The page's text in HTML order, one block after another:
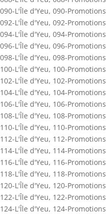
090-L'Île d'Yeu, 090-Promotions
092-L'Île d'Yeu, 092-Promotions
094-L'Île d'Yeu, 094-Promotions
096-L'Île d'Yeu, 096-Promotions
098-L'Île d'Yeu, 098-Promotions
100-L'Île d'Yeu, 100-Promotions
102-L'Île d'Yeu, 102-Promotions
104-L'Île d'Yeu, 104-Promotions
106-L'Île d'Yeu, 106-Promotions
108-L'Île d'Yeu, 108-Promotions
110-L'Île d'Yeu, 110-Promotions
112-L'Île d'Yeu, 112-Promotions
114-L'Île d'Yeu, 114-Promotions
116-L'Île d'Yeu, 116-Promotions
118-L'Île d'Yeu, 118-Promotions
120-L'Île d'Yeu, 120-Promotions
122-L'Île d'Yeu, 122-Promotions
124-L'Île d'Yeu, 124-Promotions